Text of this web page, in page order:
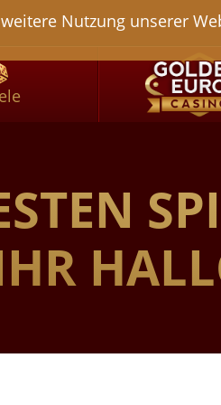
Nutzung unserer